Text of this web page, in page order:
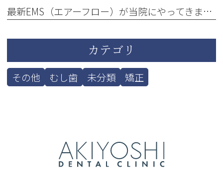
最新EMS（エアーフロー）が当院にやってきました！
カテゴリ
その他 むし歯 未分類 矯正